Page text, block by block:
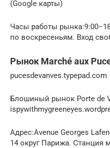
(Google карты)
Часы работы
по воскресеньям. Вход
Рынок Marché aux
pucesdevanves.typepad.com
Блошиный рынок Porte de
Адрес:Avenue Georges
14 округ Парижа. Станция